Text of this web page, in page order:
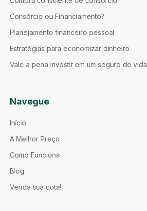
Consórcio ou Financiamento?
Planejamento financeiro pessoal
Estratégias para economizar dinheiro
Vale a pena investir em um seguro de vida
Navegue
Início
A Melhor Preço
Como Funciona
Blog
Venda sua cota!